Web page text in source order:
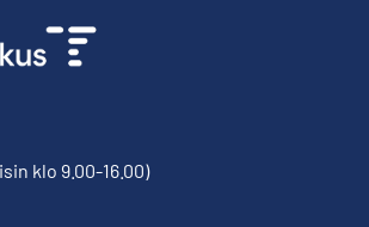
klo 9.00-16.00)